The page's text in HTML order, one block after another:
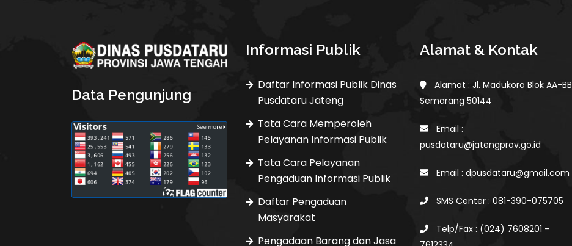
Data Pengunjung
Informasi Publik
Daftar Informasi Publik Dinas
Pusdataru Jateng
Tata Cara Memperoleh
Pelayanan Informasi Publik
Tata Cara Pelayanan
Pengaduan Informasi Publik
Daftar Pengaduan
Masyarakat
Pengadaan Barang dan Jasa
Alamat & Kontak
Alamat : Jl. Madukoro Blok AA-BB
Semarang 50144
Email :
pusdataru@jatengprov.go.id
Email : dpusdataru@gmail.com
SMS Center : 081-390-075705
Telp/Fax : (024) 7608201 -